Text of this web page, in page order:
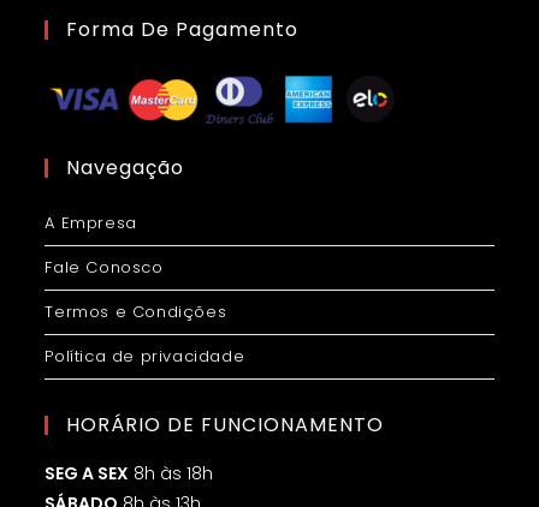
Forma De Pagamento
Navegação
A Empresa
Fale Conosco
Termos e Condições
Política de privacidade
HORÁRIO DE FUNCIONAMENTO
SEG A SEX 8h às 18h